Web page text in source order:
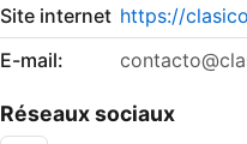
Site internet https://
E-mail:
Réseaux sociaux